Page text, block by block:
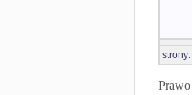
strony: